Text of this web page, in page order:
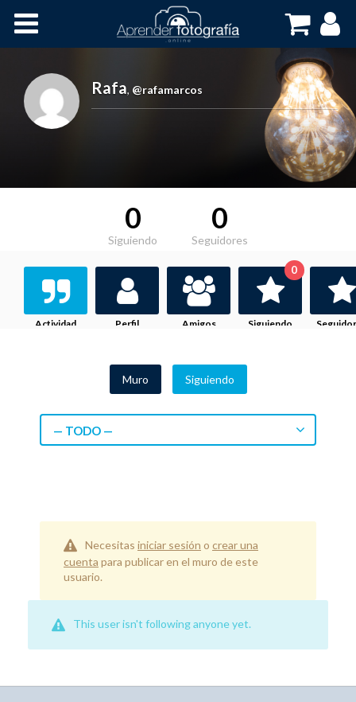
Cursos OnLine
Rafa, @rafamarcos
0
Siguiendo
0
Seguidores
Actividad Perfil Amigos Siguiendo
0
Muro Siguiendo
— TODO —
Necesitas iniciar sesión o crear una
cuenta para publicar en el muro de este
usuario.
This user isn't following anyone yet.